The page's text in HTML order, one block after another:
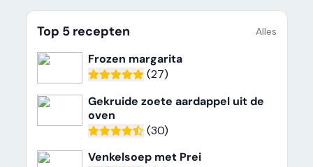
Top 5 recepten Alles
Frozen margarita
(27)
Gekruide zoete aardappel uit de
oven
(30)
Venkelsoep met Prei